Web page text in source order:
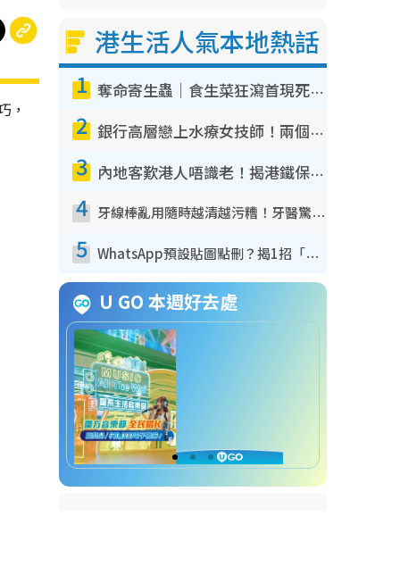
，
港生活人氣本地熱話
1 奪命寄生蟲｜食生菜狂瀉首現死者！疫潮惡化錄1.8萬宗病例 揭洗菜3大謬誤
2 銀行高層戀上水療女技師！兩個月借128萬驚覺「沉船」沉落火海 揭背後疑似邪教操控賣淫
3 內地客歎港人唔識老！揭港鐵保鮮級冷氣 港人求放過：咪投訴
4 牙線棒亂用隨時越清越污糟！牙醫驚揭盲目過戶細菌恐致蛀牙：呢種先係日常真保養
5 WhatsApp預設貼圖點刪？揭1招「反向操作」還原簡潔介面 附3步實測教學
U GO 本週好去處